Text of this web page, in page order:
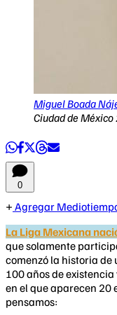
Miguel Boada
Ciudad de México
0
Agregar
La Liga Mexicana
que solamente
comenzó la historia
100 años de
en el que aparecen 20
pensamos: